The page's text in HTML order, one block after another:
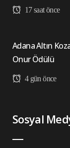
17 saat önce
Adana Altın
Onur Ödülü
4 gün önce
Sosyal